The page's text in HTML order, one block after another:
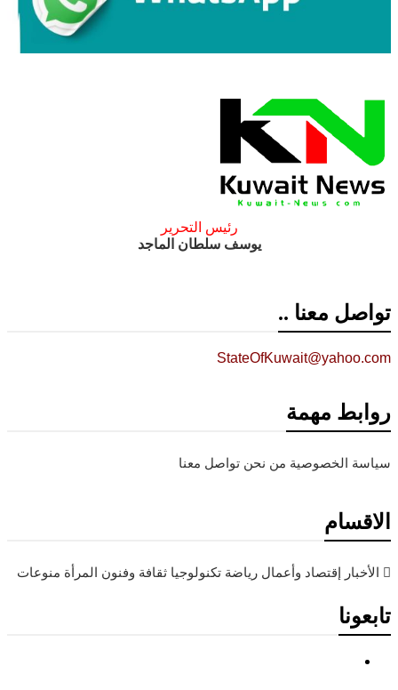
رئيس التحرير
يوسف سلطان الماجد
تواصل معنا ..
StateOfKuwait@yahoo.com
روابط مهمة
سياسة الخصوصية من نحن تواصل معنا
الاقسام
الأخبار إقتصاد وأعمال رياضة تكنولوجيا ثقافة وفنون المرأة منوعات
تابعونا